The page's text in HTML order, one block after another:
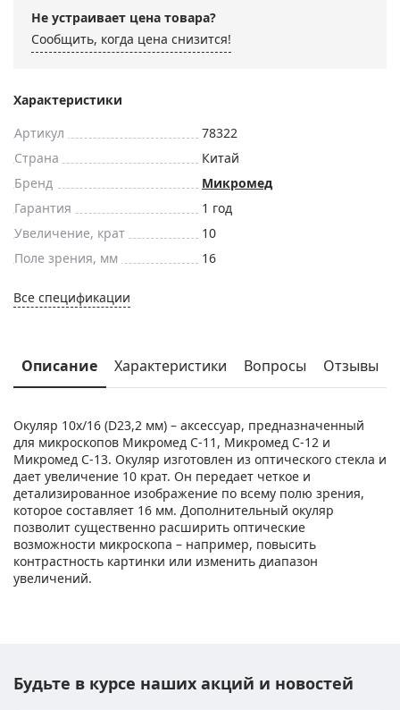
Не устраивает цена товара?
Сообщить, когда цена снизится!
Характеристики
Артикул
78322
Страна
Китай
Бренд
Микромед
Гарантия
1 год
Увеличение, крат
10
Поле зрения, мм
16
Все спецификации
Описание Характеристики Вопросы Отзывы
Окуляр 10х/16 (D23,2 мм) – аксессуар, предназначенный
для микроскопов Микромед С-11, Микромед С-12 и
Микромед С-13. Окуляр изготовлен из оптического стекла и
дает увеличение 10 крат. Он передает четкое и
детализированное изображение по всему полю зрения,
которое составляет 16 мм. Дополнительный окуляр
позволит существенно расширить оптические
возможности микроскопа – например, повысить
контрастность картинки или изменить диапазон
увеличений.
Будьте в курсе наших акций и новостей